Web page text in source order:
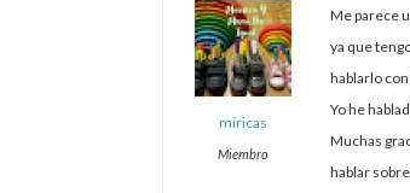
miricas
Miembro
Me parece
ya que
hablarlo
Yo he
Muchas
hablar